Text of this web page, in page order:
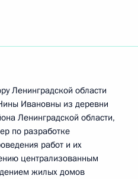
Ленинградской области
Ивановны из деревни
Ленинградской области,
по разработке
работ и их
централизованным
жилых домов